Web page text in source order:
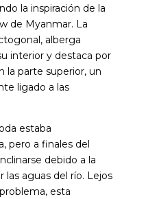
la inspiración de la
de Myanmar. La
alberga
interior y destaca por
la parte superior, un
ligado a las
estaba
pero a finales del
debido a la
las aguas del río. Lejos
esta